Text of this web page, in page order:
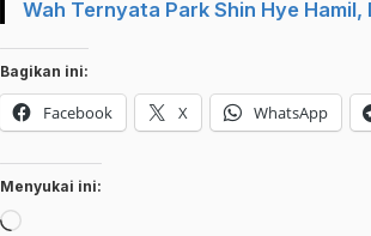
Wah Ternyata Park Shin Hye
Bagikan ini:
Facebook X WhatsApp
Menyukai ini:
Memuat...